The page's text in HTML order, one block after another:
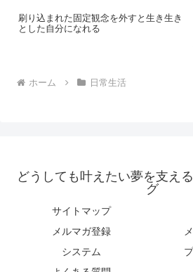
刷り込まれた固定観念を外すと生き生き
とした自分になれる
ホーム 日常生活
どうしても叶えたい夢を支え
グ
サイトマップ
メルマガ登録
システム